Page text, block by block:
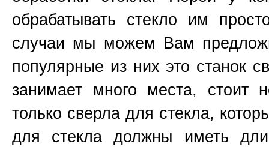
обрабатывать стекло им
случаи мы можем Вам
популярные из них это станок
занимает много места, стоит
только сверла для стекла,
для стекла должны иметь